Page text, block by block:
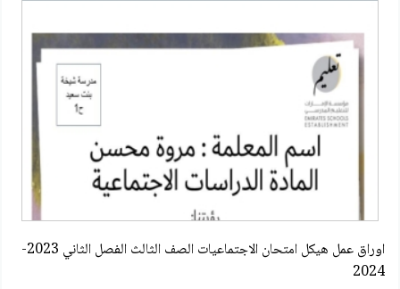
اوراق عمل هيكل امتحان الاجتماعيات الصف الثالث الفصل الثاني 2023-
2024